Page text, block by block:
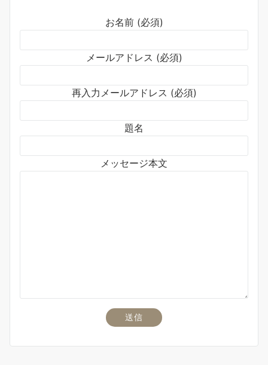
お名前 (必須)
メールアドレス (必須)
再入力メールアドレス (必須)
題名
メッセージ本文